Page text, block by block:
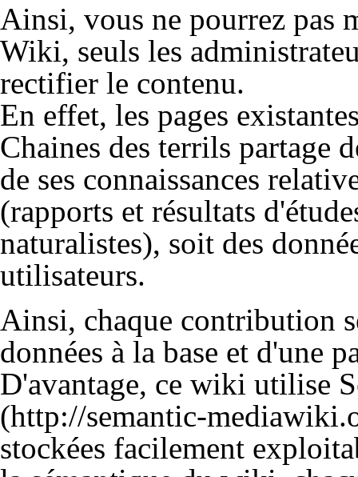
Ainsi, vous ne pourrez pas
Wiki, seuls les
rectifier le contenu.
En effet, les pages
Chaines des terrils partage
de ses connaissances
(rapports et résultats
naturalistes), soit des
utilisateurs.
Ainsi, chaque contribution
données à la base et d'une
D'avantage, ce wiki utilise
stockées facilement